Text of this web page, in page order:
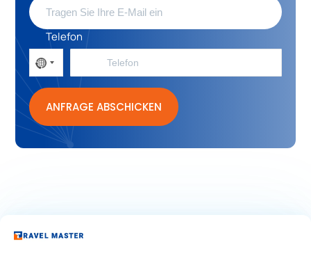
Telefon
ANFRAGE ABSCHICKEN